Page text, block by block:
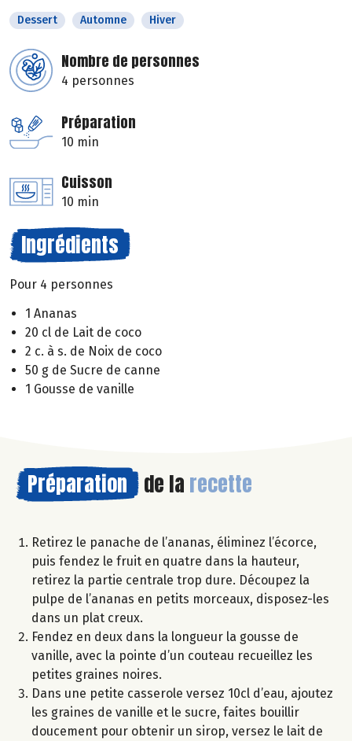
Dessert Automne Hiver
Nombre de personnes
4 personnes
Préparation
10 min
Cuisson
10 min
Ingrédients
Pour 4 personnes
1 Ananas
20 cl de Lait de coco
2 c. à s. de Noix de coco
50 g de Sucre de canne
1 Gousse de vanille
Préparation de la recette
Retirez le panache de l’ananas, éliminez l’écorce,
puis fendez le fruit en quatre dans la hauteur,
retirez la partie centrale trop dure. Découpez la
pulpe de l’ananas en petits morceaux, disposez-les
dans un plat creux.
Fendez en deux dans la longueur la gousse de
vanille, avec la pointe d’un couteau recueillez les
petites graines noires.
Dans une petite casserole versez 10cl d’eau, ajoutez
les graines de vanille et le sucre, faites bouillir
doucement pour obtenir un sirop, versez le lait de